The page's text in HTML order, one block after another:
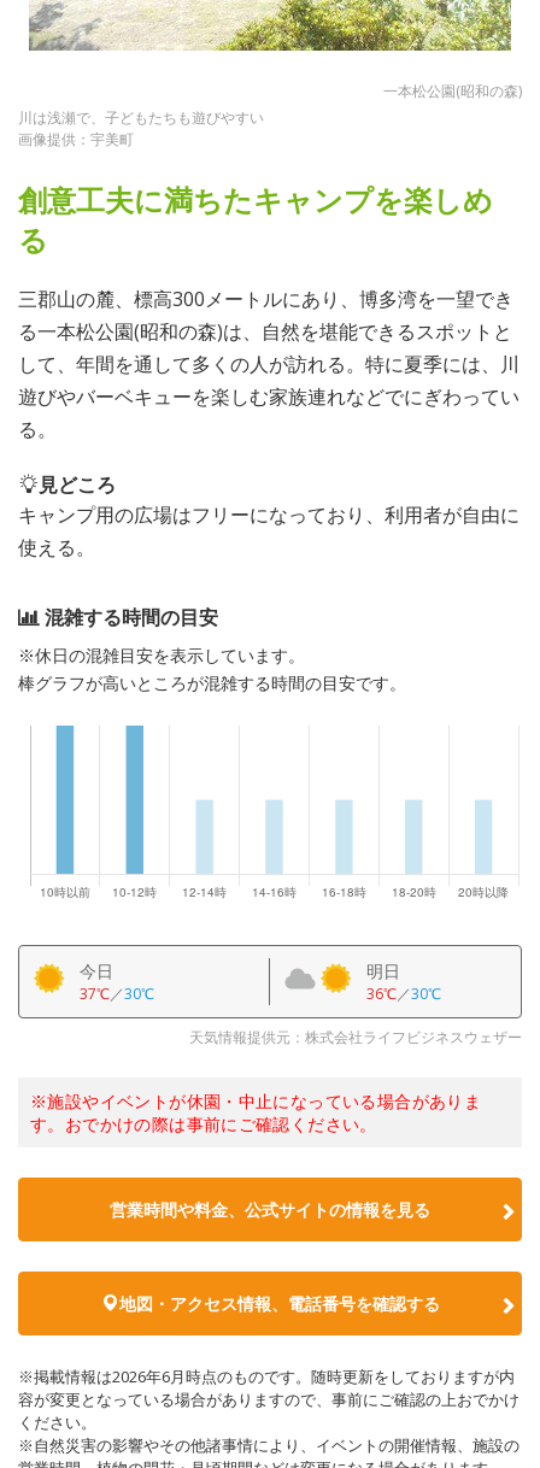
一本松公園(昭和の森)
川は浅瀬で、子どもたちも遊びやすい
画像提供：宇美町
創意工夫に満ちたキャンプを楽しめ
る
三郡山の麓、標高300メートルにあり、博多湾を一望でき
る一本松公園(昭和の森)は、自然を堪能できるスポットと
して、年間を通して多くの人が訪れる。特に夏季には、川
遊びやバーベキューを楽しむ家族連れなどでにぎわってい
る。
見どころ
キャンプ用の広場はフリーになっており、利用者が自由に
使える。
混雑する時間の目安
※休日の混雑目安を表示しています。
棒グラフが高いところが混雑する時間の目安です。
今日
37℃／30℃
明日
36℃／30℃
天気情報提供元：株式会社ライフビジネスウェザー
※施設やイベントが休園・中止になっている場合がありま
す。おでかけの際は事前にご確認ください。
営業時間や料金、公式サイトの情報を見る
地図・アクセス情報、電話番号を確認する
※掲載情報は2026年6月時点のものです。随時更新をしておりますが内
容が変更となっている場合がありますので、事前にご確認の上おでかけ
ください。
※自然災害の影響やその他諸事情により、イベントの開催情報、施設の